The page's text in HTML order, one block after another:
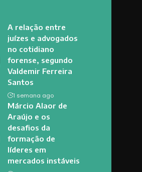
A relação entre
juízes e advogados
no cotidiano
forense, segundo
Valdemir Ferreira
Santos
1 semana ago
Márcio Alaor de
Araújo e os
desafios da
formação de
líderes em
mercados instáveis